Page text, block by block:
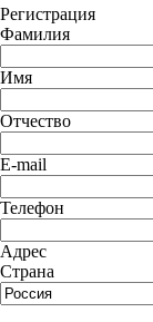
Регистрация
Фамилия
Имя
Отчество
E-mail
Телефон
Адрес
Страна